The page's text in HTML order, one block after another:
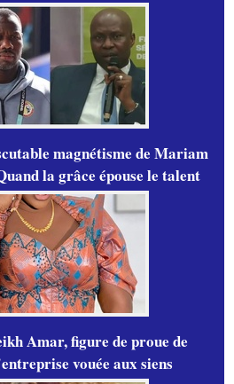
magnétisme de Mariam
la grâce épouse le talent
Amar, figure de proue de
vouée aux siens